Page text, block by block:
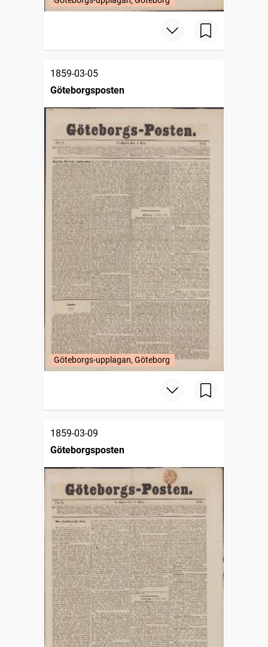
1859-03-05
Göteborgsposten
Göteborgs-upplagan, Göteborg
1859-03-09
Göteborgsposten